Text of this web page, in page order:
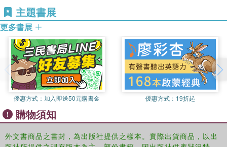
Checklists for self-evaluating the efficacy of each portion of the
grant proposal
Coverage of complex issues in a concise and clear manner,
perfect for grant writers facing tight time constraints.
主題書展
更多書展
優惠方式： 加入即送50元購書金 優惠方式： 19折起
購物須知
外文書商品之書封，為出版社提供之樣本。實際出貨商品，以出